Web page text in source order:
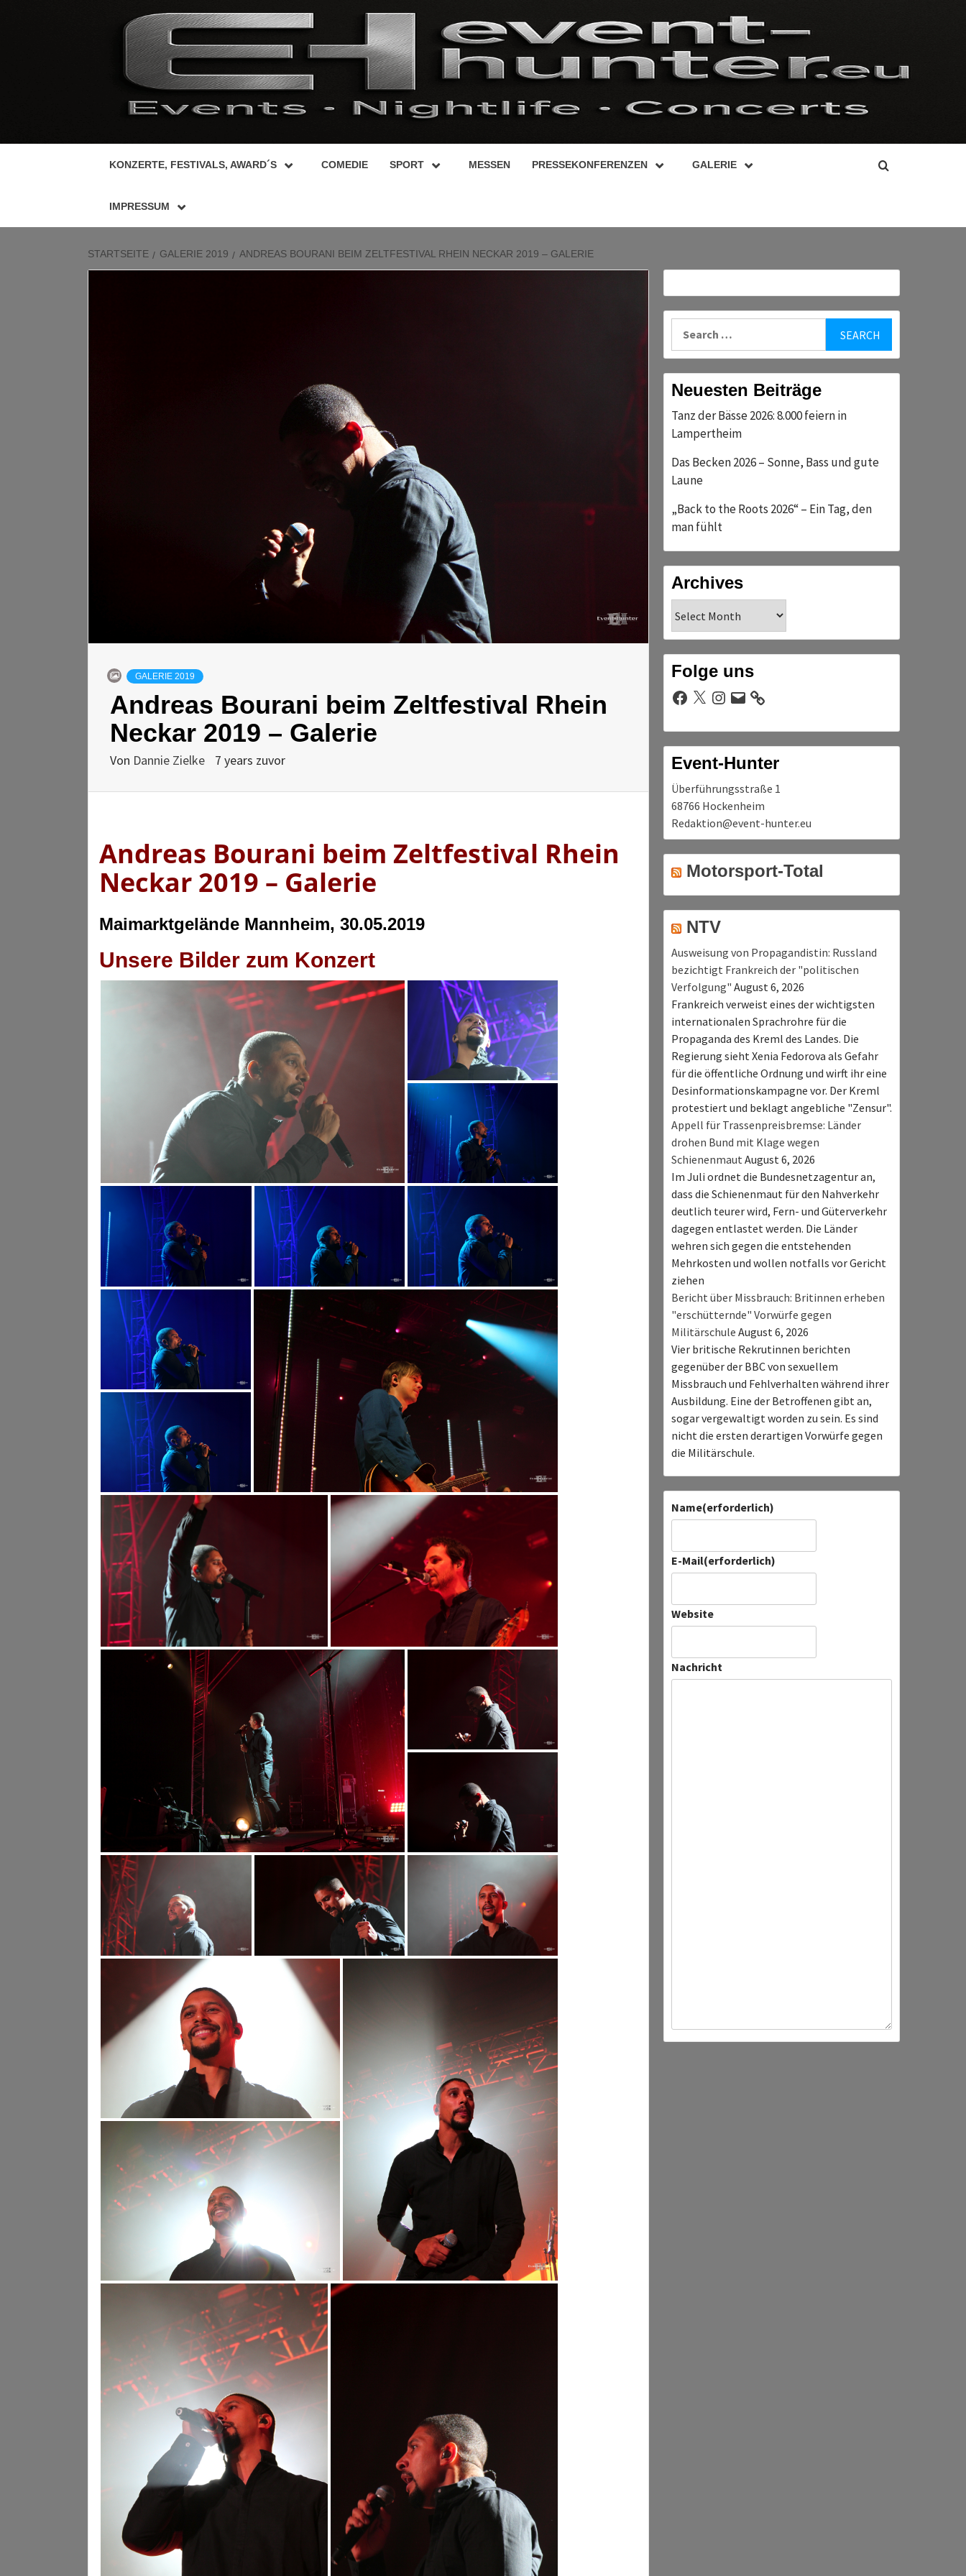
KONZERTE, FESTIVALS, AWARD´S COMEDIE SPORT MESSEN PRESSEKONFERENZEN GALERIE
IMPRESSUM
STARTSEITE GALERIE 2019 ANDREAS BOURANI BEIM ZELTFESTIVAL RHEIN NECKAR 2019 – GALERIE
GALERIE 2019
Andreas Bourani beim Zeltfestival Rhein
Neckar 2019 – Galerie
Von Dannie Zielke 7 years zuvor
Andreas Bourani beim Zeltfestival Rhein
Neckar 2019 – Galerie
Maimarktgelände Mannheim, 30.05.2019
Unsere Bilder zum Konzert
Neuesten Beiträge
Tanz der Bässe 2026: 8.000 feiern in
Lampertheim
Das Becken 2026 – Sonne, Bass und gute
Laune
„Back to the Roots 2026“ – Ein Tag, den
man fühlt
Archives
Folge uns
Facebook
X Instagram
E-
Mail
Event-Hunter
Überführungsstraße 1
68766 Hockenheim
Redaktion@event-hunter.eu
Motorsport-Total
NTV
Ausweisung von Propagandistin: Russland
bezichtigt Frankreich der "politischen
Verfolgung" August 6, 2026
Frankreich verweist eines der wichtigsten
internationalen Sprachrohre für die
Propaganda des Kreml des Landes. Die
Regierung sieht Xenia Fedorova als Gefahr
für die öffentliche Ordnung und wirft ihr eine
Desinformationskampagne vor. Der Kreml
protestiert und beklagt angebliche "Zensur".
Appell für Trassenpreisbremse: Länder
drohen Bund mit Klage wegen
Schienenmaut August 6, 2026
Im Juli ordnet die Bundesnetzagentur an,
dass die Schienenmaut für den Nahverkehr
deutlich teurer wird, Fern- und Güterverkehr
dagegen entlastet werden. Die Länder
wehren sich gegen die entstehenden
Mehrkosten und wollen notfalls vor Gericht
ziehen
Bericht über Missbrauch: Britinnen erheben
"erschütternde" Vorwürfe gegen
Militärschule August 6, 2026
Vier britische Rekrutinnen berichten
gegenüber der BBC von sexuellem
Missbrauch und Fehlverhalten während ihrer
Ausbildung. Eine der Betroffenen gibt an,
sogar vergewaltigt worden zu sein. Es sind
nicht die ersten derartigen Vorwürfe gegen
die Militärschule.
Name(erforderlich)
E-Mail(erforderlich)
Website
Nachricht